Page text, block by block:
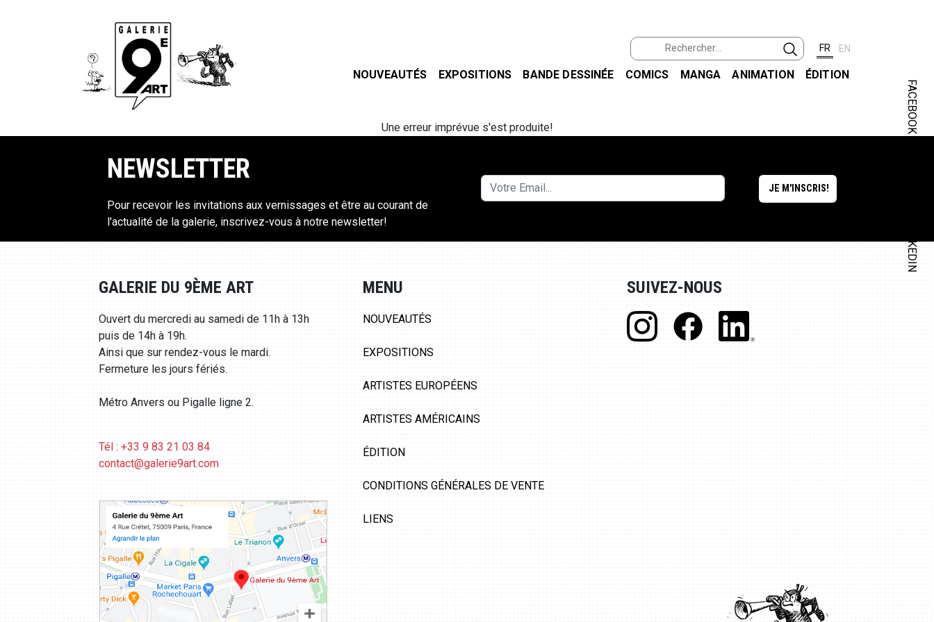
FR EN
NOUVEAUTÉS EXPOSITIONS BANDE DESSINÉE COMICS MANGA ANIMATION ÉDITION
FACEBOOK
LINKEDIN
Une erreur imprévue s'est produite!
NEWSLETTER
Pour recevoir les invitations aux vernissages et être au courant de
l'actualité de la galerie, inscrivez-vous à notre newsletter!
GALERIE DU 9ÈME ART
Ouvert du mercredi au samedi de 11h à 13h
puis de 14h à 19h.
Ainsi que sur rendez-vous le mardi.
Fermeture les jours fériés.
Métro Anvers ou Pigalle ligne 2.
Tél : +33 9 83 21 03 84
contact@galerie9art.com
MENU
NOUVEAUTÉS
EXPOSITIONS
ARTISTES EUROPÉENS
ARTISTES AMÉRICAINS
ÉDITION
CONDITIONS GÉNÉRALES DE VENTE
LIENS
SUIVEZ-NOUS